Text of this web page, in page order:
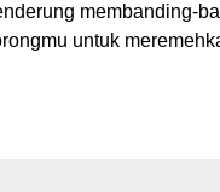
membanding-
untuk